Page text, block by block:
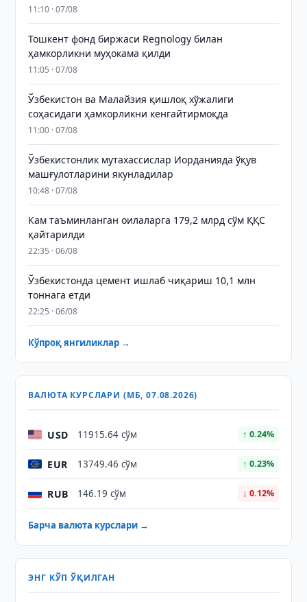
11:10 · 07/08
Тошкент фонд биржаси Regnology билан
ҳамкорликни муҳокама қилди
11:05 · 07/08
Ўзбекистон ва Малайзия қишлоқ хўжалиги
соҳасидаги ҳамкорликни кенгайтирмоқда
11:00 · 07/08
Ўзбекистонлик мутахассислар Иорданияда ўқув
машғулотларини якунладилар
10:48 · 07/08
Кам таъминланган оилаларга 179,2 млрд сўм ҚҚС
қайтарилди
22:35 · 06/08
Ўзбекистонда цемент ишлаб чиқариш 10,1 млн
тоннага етди
22:25 · 06/08
Кўпроқ янгиликлар →
ВАЛЮТА КУРСЛАРИ (МБ, 07.08.2026)
USD 11915.64 сўм ↑ 0.24%
EUR 13749.46 сўм ↑ 0.23%
RUB 146.19 сўм ↓ 0.12%
Барча валюта курслари →
ЭНГ КЎП ЎҚИЛГАН